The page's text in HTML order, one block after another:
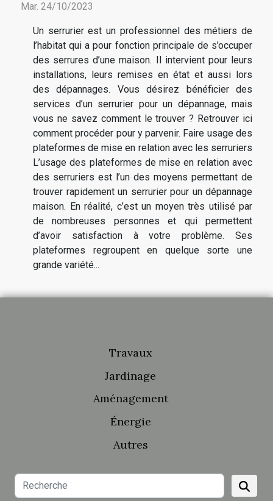
Mar. 24/10/2023
Un serrurier est un professionnel des métiers de
l’habitat qui a pour fonction principale de s’occuper
des serrures d’une maison. Il intervient pour leurs
installations, leurs remises en état et aussi lors
des dépannages. Vous désirez bénéficier des
services d’un serrurier pour un dépannage, mais
vous ne savez comment le trouver ? Retrouver ici
comment procéder pour y parvenir. Faire usage des
plateformes de mise en relation avec les serruriers
L’usage des plateformes de mise en relation avec
des serruriers est l’un des moyens permettant de
trouver rapidement un serrurier pour un dépannage
maison. En réalité, c’est un moyen très utilisé par
de nombreuses personnes et qui permettent
d’avoir satisfaction à votre problème. Ses
plateformes regroupent en quelque sorte une
grande variété...
Travaux
Jardinage
Aménagement
Énergie
Autres